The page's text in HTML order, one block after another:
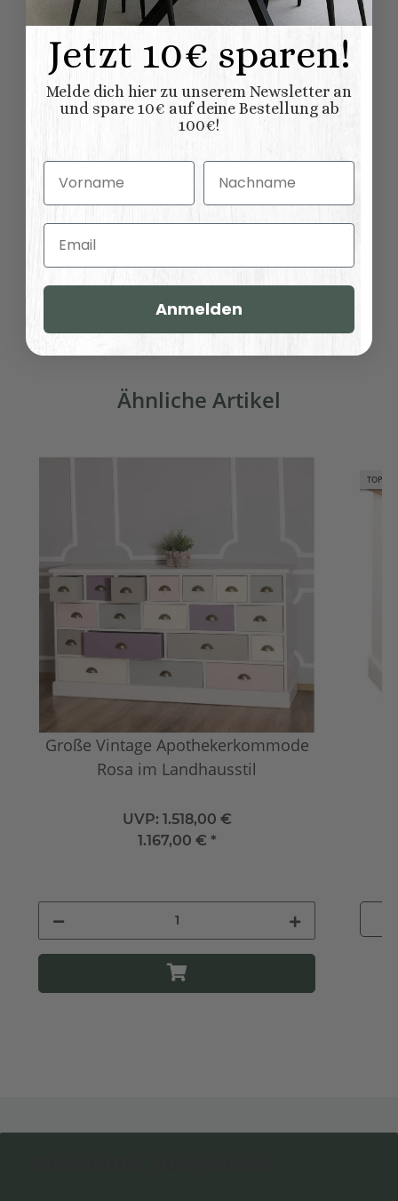
Artikelgewicht: 59,00 kg
Abmessungen (L
x B/T x H) (
175,40 × 50,00 × 90,00
Benachrichtigen, wenn verfügbar
Ähnliche Artikel
Große Vintage Apothekerkommode
Rosa im Landhausstil
UVP: 1.518,00 €
1.167,00 € *
TOP
Jetzt 10€ sparen!
Melde dich hier zu unserem Newsletter an
und spare 10€ auf deine Bestellung ab
100€!
Vorname Nachname
Email
Anmelden